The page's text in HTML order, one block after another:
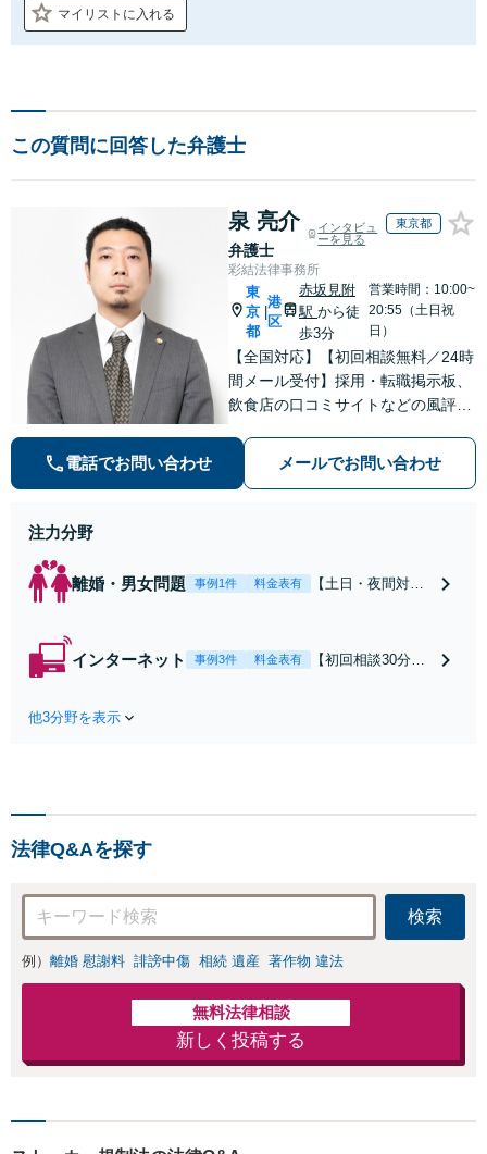
マイリストに入れる
この質問に回答した弁護士
泉 亮介
弁護士
インタビュ
ーを見る
東京都
彩結法律事務所
東
京
都
港
区
赤坂見附
駅 から徒
歩3分
営業時間：10:00~
20:55（土日祝
日）
【全国対応】【初回相談無料／24時
間メール受付】採用・転職掲示板、
飲食店の口コミサイトなどの風評被
の種類を問わず相談可。可能な限り
早期対応で駆けつけサポート【労
電話でお問い合わせ メールでお問い合わせ
注力分野
離婚・男女問題 事例1件 料金表有
【土日・夜間対応
れたら、サインす
インターネット 事例3件 料金表有
【初回相談30分無
お店の風評被害対
応可：開示請求の
意見照会が来たと
きの対処法、被害
者との示談交渉
他3分野を表示
法律Q&Aを探す
検索
例） 離婚 慰謝料 誹謗中傷 相続 遺産 著作物 違法
無料法律相談
新しく投稿する